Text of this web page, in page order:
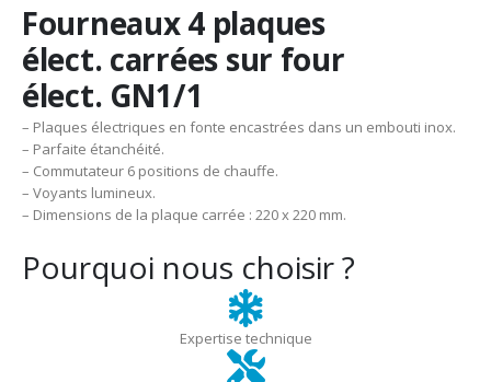
Fourneaux 4 plaques
élect. carrées sur four
élect. GN1/1
– Plaques électriques en fonte encastrées dans un embouti inox.
– Parfaite étanchéité.
– Commutateur 6 positions de chauffe.
– Voyants lumineux.
– Dimensions de la plaque carrée : 220 x 220 mm.
Pourquoi nous choisir ?
Expertise technique